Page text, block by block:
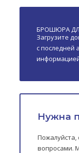
БРОШЮРА
Загрузите
с последней
Нужна
Пожалуйста,
вопросами.